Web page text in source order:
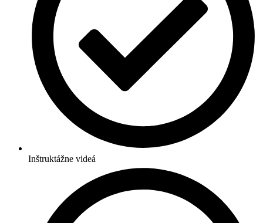
Inštruktážne videá